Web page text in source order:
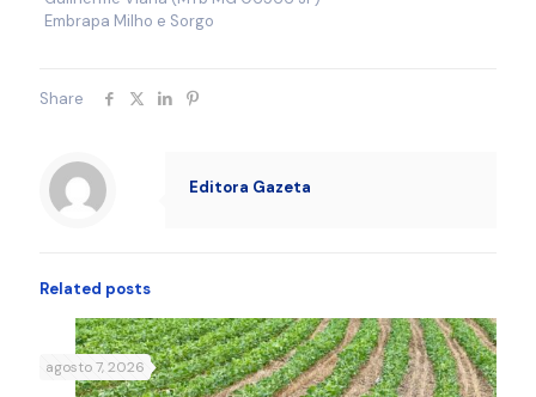
Embrapa Milho e Sorgo
Share
Editora Gazeta
Related posts
agosto 7, 2026